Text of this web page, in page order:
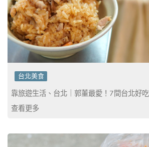
台北美食
靠旅遊生活、台北｜郭董最愛！7間台北好
查看更多